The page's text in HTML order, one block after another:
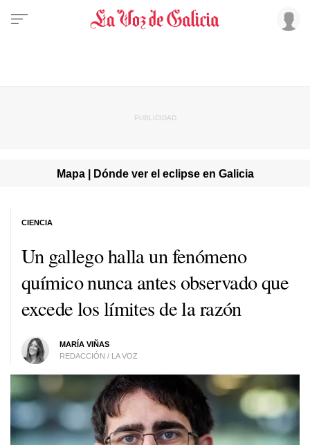
Mapa | Dónde ver el eclipse en Galicia
Un gallego halla un fenómeno
químico nunca antes observado que
excede los límites de la razón
MARÍA VIÑAS
REDACCIÓN / LA VOZ
CIENCIA